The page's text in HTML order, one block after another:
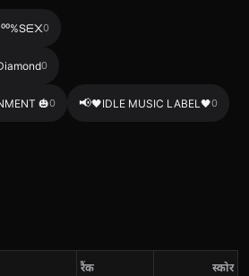
0
0
🎃0 📢🖤IDLE MUSIC LABEL🖤0
रैंक स्कोर